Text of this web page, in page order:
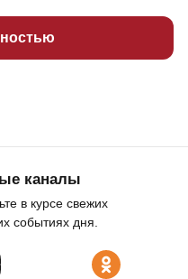
каналы
в курсе свежих
событиях дня.